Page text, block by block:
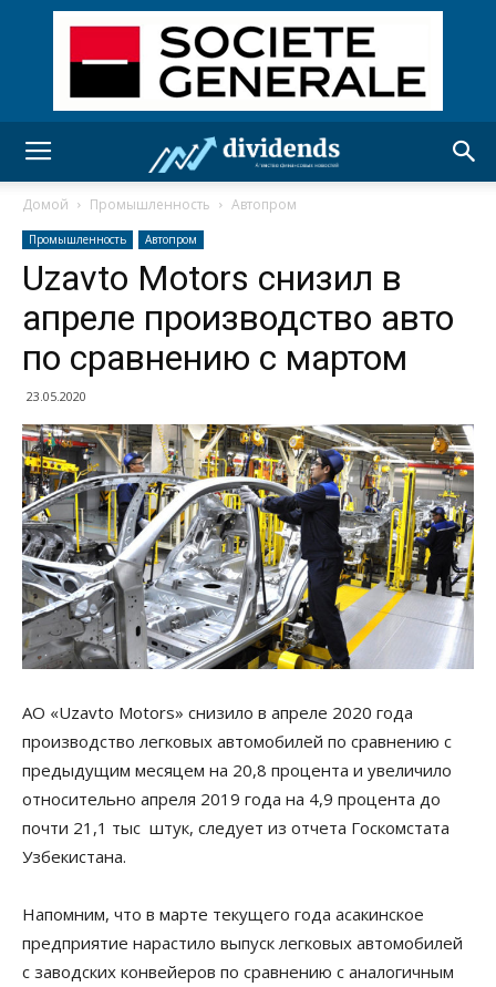
Домой Промышленность Автопром
Промышленность Автопром
Uzavto Motors снизил в
апреле производство авто
по сравнению с мартом
23.05.2020
АО «Uzavto Motors» снизило в апреле 2020 года
производство легковых автомобилей по сравнению с
предыдущим месяцем на 20,8 процента и увеличило
относительно апреля 2019 года на 4,9 процента до
почти 21,1 тыс штук, следует из отчета Госкомстата
Узбекистана.
Напомним, что в марте текущего года асакинское
предприятие нарастило выпуск легковых автомобилей
с заводских конвейеров по сравнению с аналогичным